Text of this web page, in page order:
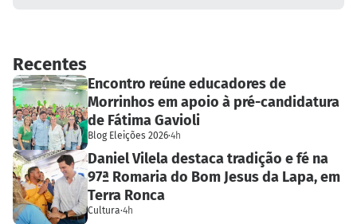
Recentes
Encontro reúne educadores de
Morrinhos em apoio à pré-candidatura
de Fátima Gavioli
Blog Eleições 2026·4h
Daniel Vilela destaca tradição e fé na
97ª Romaria do Bom Jesus da Lapa, em
Terra Ronca
Cultura·4h